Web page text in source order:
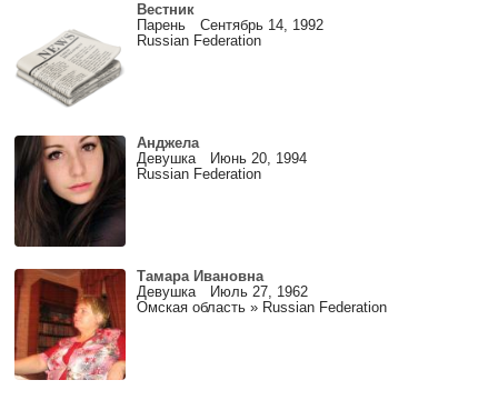
Вестник
Парень Сентябрь 14, 1992
Russian Federation
Анджела
Девушка Июнь 20, 1994
Russian Federation
Тамара Ивановна
Девушка Июль 27, 1962
Омская область » Russian Federation